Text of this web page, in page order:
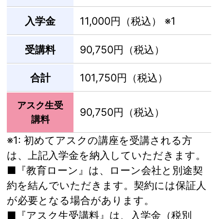
入学金 11,000円（税込） ※1
受講料 90,750円（税込）
合計 101,750円（税込）
アスク生受
講料
90,750円（税込）
※1: 初めてアスクの講座を受講される方
は、上記入学金を納入していただきます。
■『教育ローン』は、ローン会社と別途契
約を結んでいただきます。契約には保証人
が必要となる場合があります。
■『アスク生受講料』は、入学金（税別